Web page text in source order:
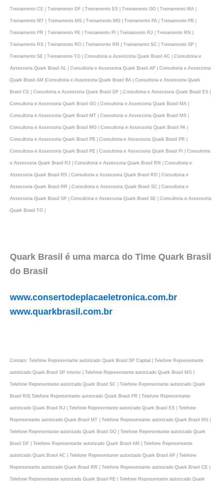
Treinamento CE | Treinamento DF | Treinamento ES | Treinamento GO | Treinamento MA |
Treinamento MT | Treinamento MS | Treinamento MG | Treinamento PA | Treinamento PB |
Treinamento PR | Treinamento PE | Treinamento PI | Treinamento RJ | Treinamento RN |
Treinamento RS | Treinamento RO | Treinamento RR | Treinamento SC | Treinamento SP |
Treinamento SE | Treinamento TO | Consultoria e Assessoria Quark Brasil AC | Consultoria e
Assessoria Quark Brasil AL | Consultoria e Assessoria Quark Brasil AP | Consultoria e Assessoria
Quark Brasil AM |Consultoria e Assessoria Quark Brasil BA | Consultoria e Assessoria Quark
Brasil CE | Consultoria e Assessoria Quark Brasil DF | Consultoria e Assessoria Quark Brasil ES |
Consultoria e Assessoria Quark Brasil GO | Consultoria e Assessoria Quark Brasil MA |
Consultoria e Assessoria Quark Brasil MT | Consultoria e Assessoria Quark Brasil MS |
Consultoria e Assessoria Quark Brasil MG | Consultoria e Assessoria Quark Brasil PA |
Consultoria e Assessoria Quark Brasil PB | Consultoria e Assessoria Quark Brasil PR |
Consultoria e Assessoria Quark Brasil PE | Consultoria e Assessoria Quark Brasil PI | Consultoria
e Assessoria Quark Brasil RJ | Consultoria e Assessoria Quark Brasil RN | Consultoria e
Assessoria Quark Brasil RS | Consultoria e Assessoria Quark Brasil RO | Consultoria e
Assessoria Quark Brasil RR | Consultoria e Assessoria Quark Brasil SC | Consultoria e
Assessoria Quark Brasil SP | Consultoria e Assessoria Quark Brasil SE | Consultoria e Assessoria
Quark Brasil TO |
Quark Brasil é uma marca do Time Quark Brasil
do Brasil
www.consertodeplacaeletronica.com.br
www.quarkbrasil.com.br
Contato: Telefone Representante autorizado Quark Brasil SP Capital | Telefone Representante
autorizado Quark Brasil SP Interior | Telefone Representante autorizado Quark Brasil MG |
Telefone Representante autorizado Quark Brasil SC | Telefone Representante autorizado Quark
Brasil RS| Telefone Representante autorizado Quark Brasil PR | Telefone Representante
autorizado Quark Brasil RJ | Telefone Representante autorizado Quark Brasil ES | Telefone
Representante autorizado Quark Brasil MT | Telefone Representante autorizado Quark Brasil MS |
Telefone Representante autorizado Quark Brasil GO | Telefone Representante autorizado Quark
Brasil DF | Telefone Representante autorizado Quark Brasil AM | Telefone Representante
autorizado Quark Brasil AC | Telefone Representante autorizado Quark Brasil AP | Telefone
Representante autorizado Quark Brasil RR | Telefone Representante autorizado Quark Brasil CE |
Telefone Representante autorizado Quark Brasil PE | Telefone Representante autorizado Quark